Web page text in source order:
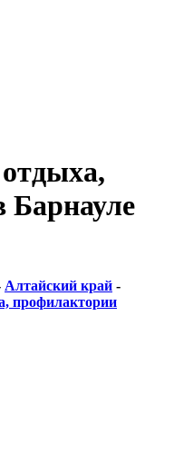
Барнауле
Алтайский край -
профилактории